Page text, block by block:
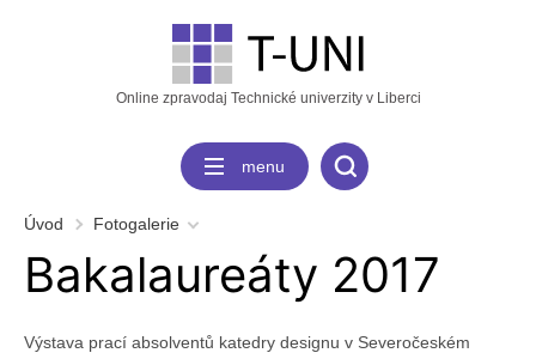
Online zpravodaj Technické univerzity v Liberci
menu
Úvod Fotogalerie
Bakalaureáty 2017
Výstava prací absolventů katedry designu v Severočeském